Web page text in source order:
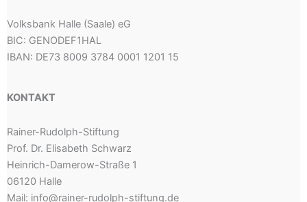
Volksbank Halle (Saale) eG
BIC: GENODEF1HAL
IBAN: DE73 8009 3784 0001 1201 15
KONTAKT
Rainer-Rudolph-Stiftung
Prof. Dr. Elisabeth Schwarz
Heinrich-Damerow-Straße 1
06120 Halle
Mail: info@rainer-rudolph-stiftung.de